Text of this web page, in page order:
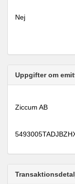
Nej
Uppgifter om
Ziccum AB